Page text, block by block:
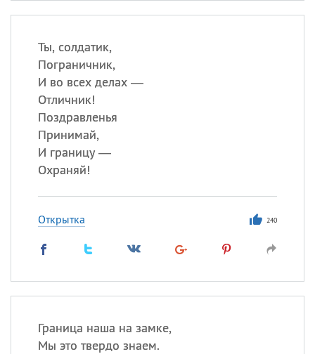
Ты, солдатик,
Пограничник,
И во всех делах —
Отличник!
Поздравленья
Принимай,
И границу —
Охраняй!
Открытка 240
Граница наша на замке,
Мы это твердо знаем.